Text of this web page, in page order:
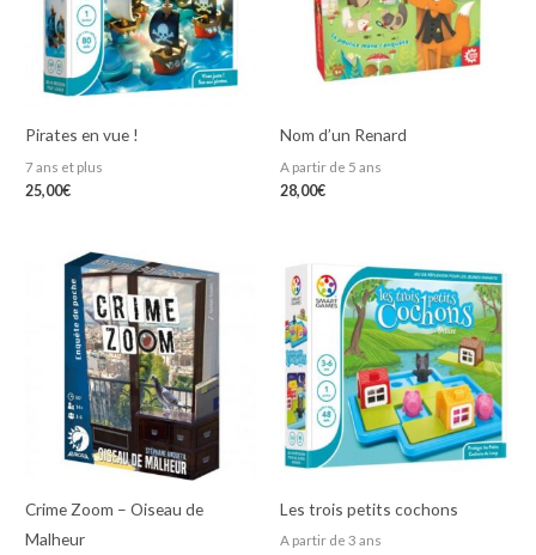
Pirates en vue !
7 ans et plus
25,00€
Nom d’un Renard
A partir de 5 ans
28,00€
Crime Zoom – Oiseau de
Malheur
Les trois petits cochons
A partir de 3 ans